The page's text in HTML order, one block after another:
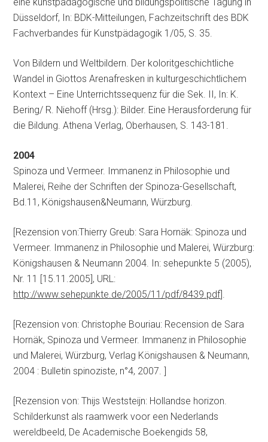
Düsseldorf, In: BDK-Mitteilungen, Fachzeitschrift des BDK
Fachverbandes für Kunstpädagogik 1/05, S. 35.
Von Bildern und Weltbildern. Der koloritgeschichtliche
Wandel in Giottos Arenafresken in kulturgeschichtlichem
Kontext – Eine Unterrichtssequenz für die Sek. II, In: K.
Bering/ R. Niehoff (Hrsg.): Bilder. Eine Herausforderung für
die Bildung. Athena Verlag, Oberhausen, S. 143-181.
2004
Spinoza und Vermeer. Immanenz in Philosophie und
Malerei, Reihe der Schriften der Spinoza-Gesellschaft,
Bd.11, Königshausen&Neumann, Würzburg.
[Rezension von:Thierry Greub: Sara Hornäk: Spinoza und
Vermeer. Immanenz in Philosophie und Malerei, Würzburg:
Königshausen & Neumann 2004. In: sehepunkte 5 (2005),
Nr. 11 [15.11.2005], URL:
http://www.sehepunkte.de/2005/11/pdf/8439.pdf].
[Rezension von: Christophe Bouriau: Recension de Sara
Hornäk, Spinoza und Vermeer. Immanenz in Philosophie
und Malerei, Würzburg, Verlag Königshausen & Neumann,
2004 : Bulletin spinoziste, n°4, 2007. ]
[Rezension von: Thijs Weststeijn: Hollandse horizon.
Schilderkunst als raamwerk voor een Nederlands
wereldbeeld, De Academische Boekengids 58,